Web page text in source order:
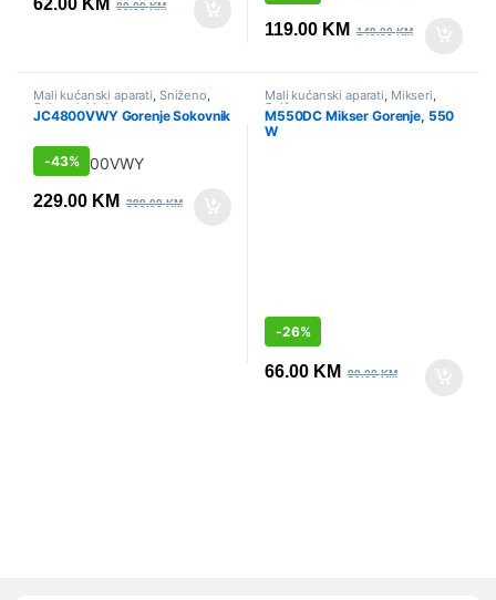
62.00 KM 89.00KM
119.00 KM 149.00KM
Mali kućanski aparati, Sniženo,
Sokovnici i citrusete
JC4800VWY Gorenje Sokovnik
-43%
229.00 KM 399.00KM
Mali kućanski aparati, Mikseri,
Sniženo
M550DC Mikser Gorenje, 550
W
-26%
66.00 KM 89.00KM